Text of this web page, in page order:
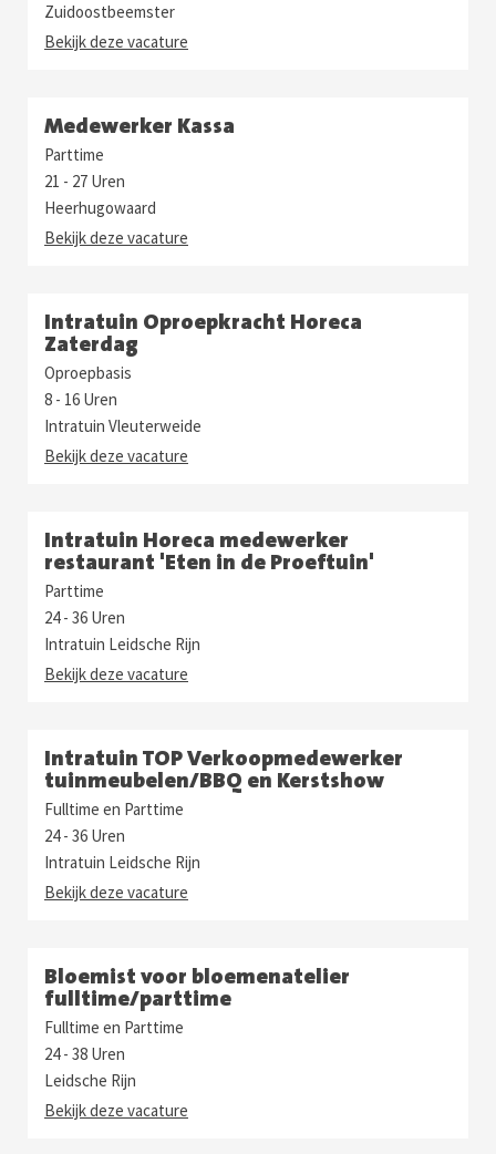
Zuidoostbeemster
Bekijk deze vacature
Medewerker Kassa
Parttime
21 - 27 Uren
Heerhugowaard
Bekijk deze vacature
Intratuin Oproepkracht Horeca
Zaterdag
Oproepbasis
8 - 16 Uren
Intratuin Vleuterweide
Bekijk deze vacature
Intratuin Horeca medewerker
restaurant 'Eten in de Proeftuin'
Parttime
24 - 36 Uren
Intratuin Leidsche Rijn
Bekijk deze vacature
Intratuin TOP Verkoopmedewerker
tuinmeubelen/BBQ en Kerstshow
Fulltime en Parttime
24 - 36 Uren
Intratuin Leidsche Rijn
Bekijk deze vacature
Bloemist voor bloemenatelier
fulltime/parttime
Fulltime en Parttime
24 - 38 Uren
Leidsche Rijn
Bekijk deze vacature